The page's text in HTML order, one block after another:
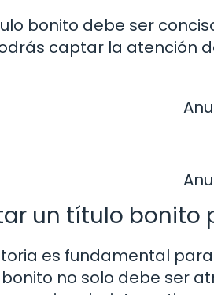
bonito debe ser
captar la atención
un título bonito
es fundamental
no solo debe ser